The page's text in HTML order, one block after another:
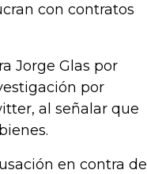
con contratos
Jorge Glas por
por
al señalar que
en contra del